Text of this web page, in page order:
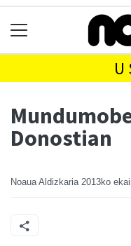
Donostian
Noaua Aldizkaria 2013ko